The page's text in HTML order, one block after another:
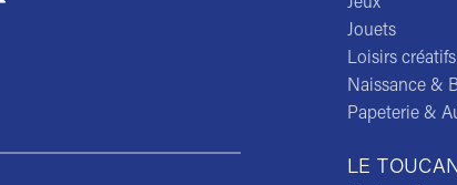
Jouets
Loisirs créatifs
Naissance &
Papeterie &
LE